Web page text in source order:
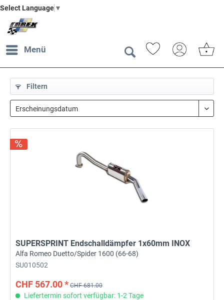
Select Language ▼
Menü
Filtern
SUPERSPRINT Endschalldämpfer 1x60mm INOX
Alfa Romeo Duetto/Spider 1600 (66-68)
SU010502
CHF 567.00 * CHF 681.00
Liefertermin sofort verfügbar: 1-2 Tage